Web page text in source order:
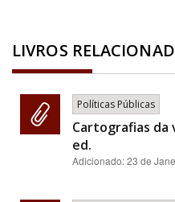
LIVROS
Políticas Públicas
Cartografias da
ed.
Adicionado:23 de